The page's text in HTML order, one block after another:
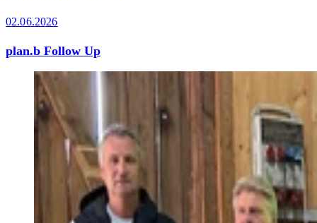
02.06.2026
plan.b Follow Up